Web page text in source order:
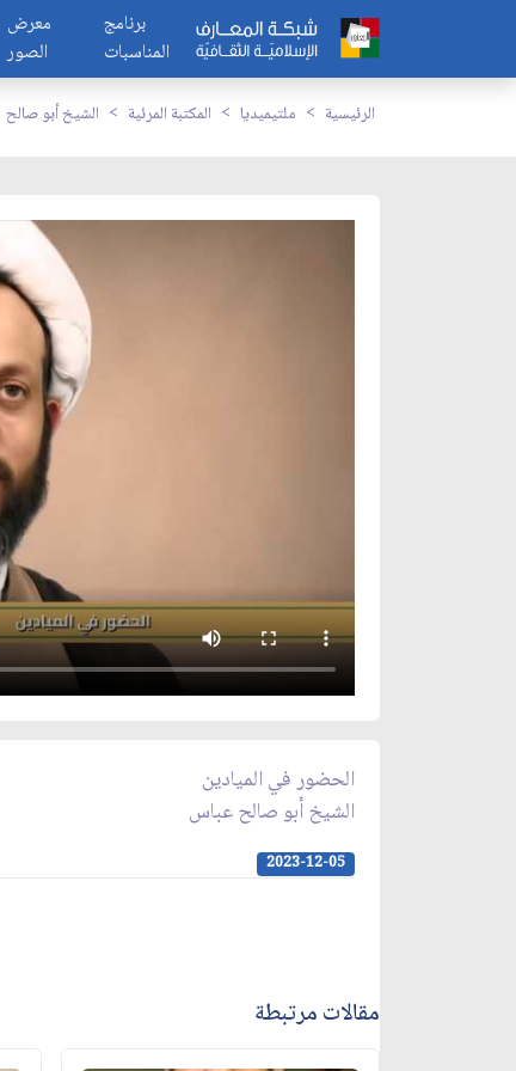
معرض
الصور
برنامج
المناسبات
الرئيسية ملتيميديا المكتبة المرئية الشيخ أبو صالح
الحضور في الميادين
الشيخ أبو صالح عباس
2023-12-05
مقالات مرتبطة